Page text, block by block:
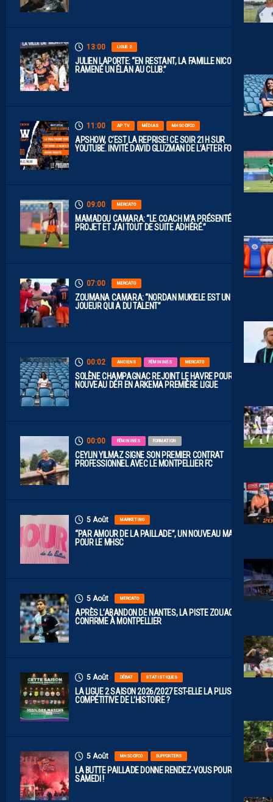
13:00 LIGUE 2
JULIEN LAPORTE: “EN RESTANT, LA FAMILLE NICOLLIN A
RAMENÉ UN ÉLAN AU CLUB.”
11:00 AP TV MÉDIAS MHSC-DFCO
APSHOW, C’EST LA REPRISE! CE SOIR 21H SUR
YOUTUBE. INVITÉ DAVID GLUZMAN DE L’AFTER FOOT.
09:00 MERCATO
MAMADOU CAMARA: “LE COACH M’A PRÉSENTÉ LE
PROJET ET J’AI TOUT DE SUITE ADHÉRÉ.”
07:00 MERCATO
ZOUMANA CAMARA: “NORDAN MUKIELE EST UN
JOUEUR QUI A DU TALENT”
00:02 ANCIENS FÉMININES MERCATO
SOLÈNE CHAMPAGNAC REJOINT LE HAVRE POUR UN
NOUVEAU DÉFI EN ARKEMA PREMIÈRE LIGUE
00:00 FÉMININES FORMATION
CEYLIN YILMAZ SIGNE SON PREMIER CONTRAT
PROFESSIONNEL AVEC LE MONTPELLIER FC
5 Août MARKETING
“PAR AMOUR DE LA PAILLADE”, UN NOUVEAU MAILLOT
POUR LE MHSC
5 Août MERCATO
APRÈS L’ABANDON DE NANTES, LA PISTE ZOUAOUI SE
CONFIRME À MONTPELLIER
5 Août DÉBAT STATISTIQUES
LA LIGUE 2 SAISON 2026/2027 EST-ELLE LA PLUS
COMPÉTITIVE DE L’HISTOIRE ?
5 Août MHSC-DFCO SUPPORTERS
LA BUTTE PAILLADE DONNE RENDEZ-VOUS POUR
SAMEDI !